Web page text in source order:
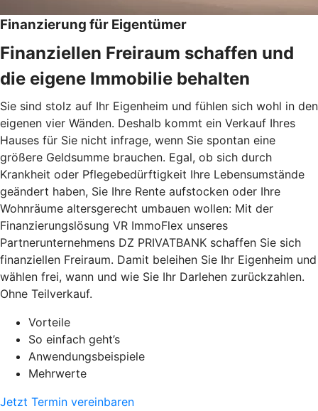
Finanzierung für Eigentümer
Finanziellen Freiraum schaffen und
die eigene Immobilie behalten
Sie sind stolz auf Ihr Eigenheim und fühlen sich wohl in den
eigenen vier Wänden. Deshalb kommt ein Verkauf Ihres
Hauses für Sie nicht infrage, wenn Sie spontan eine
größere Geldsumme brauchen. Egal, ob sich durch
Krankheit oder Pflegebedürftigkeit Ihre Lebensumstände
geändert haben, Sie Ihre Rente aufstocken oder Ihre
Wohnräume altersgerecht umbauen wollen: Mit der
Finanzierungslösung VR ImmoFlex unseres
Partnerunternehmens DZ PRIVATBANK schaffen Sie sich
finanziellen Freiraum. Damit beleihen Sie Ihr Eigenheim und
wählen frei, wann und wie Sie Ihr Darlehen zurückzahlen.
Ohne Teilverkauf.
Vorteile
So einfach geht’s
Anwendungsbeispiele
Mehrwerte
Jetzt Termin vereinbaren